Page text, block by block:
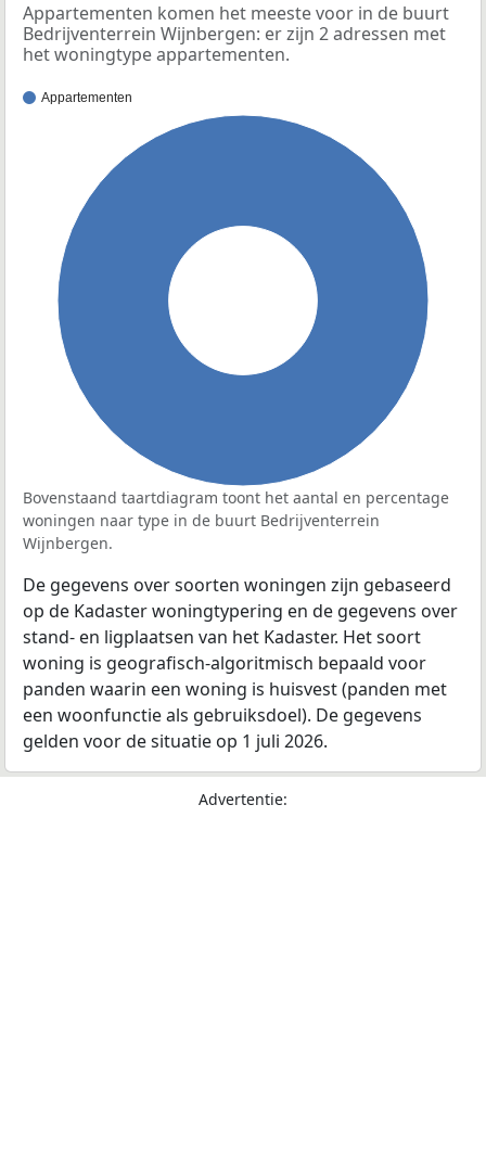
Appartementen komen het meeste voor in de buurt
Bedrijventerrein Wijnbergen: er zijn 2 adressen met
het woningtype appartementen.
Appartementen
Bovenstaand taartdiagram toont het aantal en percentage
woningen naar type in de buurt Bedrijventerrein
Wijnbergen.
De gegevens over soorten woningen zijn gebaseerd
op de Kadaster woningtypering en de gegevens over
stand- en ligplaatsen van het Kadaster. Het soort
woning is geografisch-algoritmisch bepaald voor
panden waarin een woning is huisvest (panden met
een woonfunctie als gebruiksdoel). De gegevens
gelden voor de situatie op 1 juli 2026.
Advertentie: